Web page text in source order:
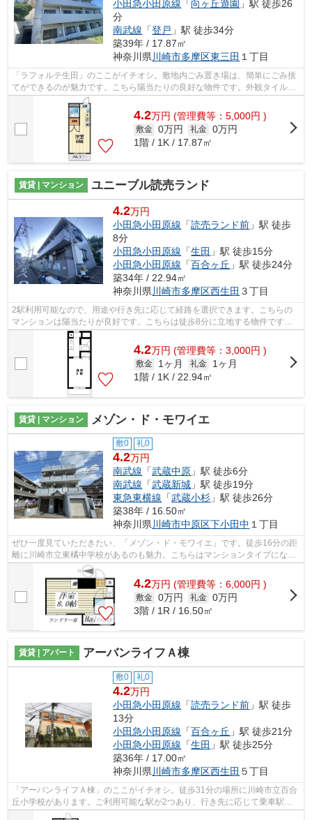
小田急小田原線 「 向ヶ丘遊園 」駅 徒歩26
分
南武線 「登戸 」駅 徒歩34分
築39年 / 17.87㎡
神奈川県 川崎市多摩区東三田 １丁目
「ラフォルテ生田」のここがイチオシ。敷地内ごみ置き場は、簡単にごみ捨
てができるのが魅力です。こちら陽当たりの良好な物件です。外観タイル張
りの物件が好評となっています。ケイ...
4.2万円 (管理費等：5,000円 )
敷金 0万円 礼金 0万円
1階 / 1K / 17.87㎡
賃貸 | マンション ユニーブル読売ランド
4.2万円
小田急小田原線 「読売ランド前 」駅 徒歩
8分
小田急小田原線 「生田 」駅 徒歩15分
小田急小田原線 「百合ヶ丘 」駅 徒歩24分
築34年 / 22.94㎡
神奈川県 川崎市多摩区西生田 ３丁目
2駅利用可能なので、用途や行き先に応じて経路を選択できます。こちらの
マンションは陽当たりが良好です。こちらは徒歩8分に立地する物件です。
こちらの物件はマンションです。ケイズ ...
4.2万円 (管理費等：3,000円 )
敷金 1ヶ月 礼金
1ヶ月
1階 / 1K / 22.94㎡
賃貸 | マンション メゾン・ド・モワイエ
敷0 礼0
4.2万円
南武線 「武蔵中原 」駅 徒歩6分
南武線 「武蔵新城 」駅 徒歩19分
東急東横線 「武蔵小杉 」駅 徒歩26分
築38年 / 16.50㎡
神奈川県川崎市中原区下小田中 １丁目
ぜひ一度見ていただきたい、「メゾン・ド・モワイエ」です。徒歩16分の距
離に川崎市立東橘中学校があるのも魅力。こちらはマンションタイプになり
ます。敷地内ごみ置き場があるので、...
4.2万円 (管理費等：6,000円 )
敷金 0万円 礼金 0万円
3階 / 1R / 16.50㎡
賃貸 | アパート アーバンライフＡ棟
敷0 礼0
4.2万円
小田急小田原線 「読売ランド前 」駅 徒歩
13分
小田急小田原線 「百合ヶ丘 」駅 徒歩21分
小田急小田原線 「生田 」駅 徒歩25分
築36年 / 17.00㎡
神奈川県川崎市多摩区西生田 ５丁目
「アーバンライフＡ棟」のここがイチオシ。徒歩31分の場所に川崎市立百合
丘小学校があります。ご利用可能な駅が2つあり、行き先に応じて乗車駅の
使い分けができます。最上階の物件です...